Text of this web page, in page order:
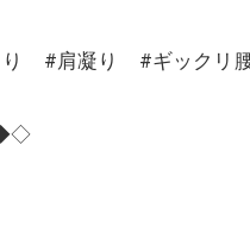
#肩凝り #ギックリ